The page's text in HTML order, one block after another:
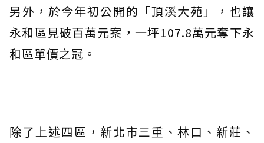
另外，於今年初公開的「頂溪大苑」，也讓
永和區見破百萬元案，一坪107.8萬元奪下永
和區單價之冠。
除了上述四區，新北市三重、林口、新莊、